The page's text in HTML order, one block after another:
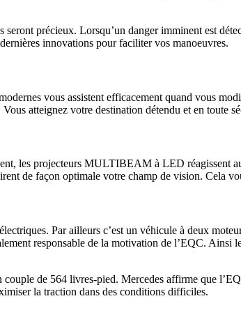
précieux. Lorsqu’un danger imminent est
innovations pour faciliter vos manoeuvres.
vous assistent efficacement quand vous
atteignez votre destination détendu et en toute
les projecteurs MULTIBEAM à LED réagissent
de façon optimale votre champ de vision. Cela
Par ailleurs c’est un véhicule à deux
responsable de la motivation de l’EQC. Ainsi
couple de 564 livres-pied. Mercedes affirme que
la traction dans des conditions difficiles.